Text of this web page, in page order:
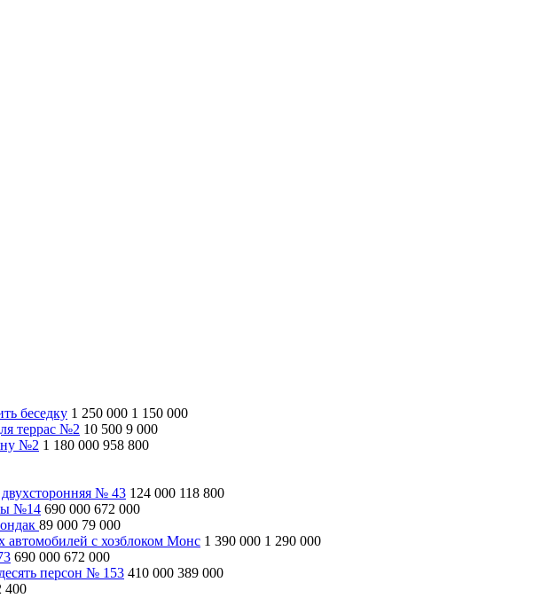
беседку 1 250 000 1 150 000
террас №2 10 500 9 000
№2 1 180 000 958 800
№ 43 124 000 118 800
№14 690 000 672 000
89 000 79 000
автомобилей с хозблоком Монс 1 390 000 1 290 000
690 000 672 000
персон № 153 410 000 389 000
400